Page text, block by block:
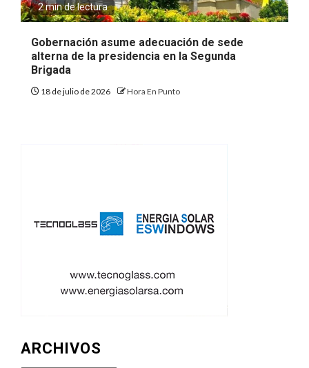
2 min de lectura
Gobernación asume adecuación de sede
alterna de la presidencia en la Segunda
Brigada
18 de julio de 2026 Hora En Punto
ARCHIVOS